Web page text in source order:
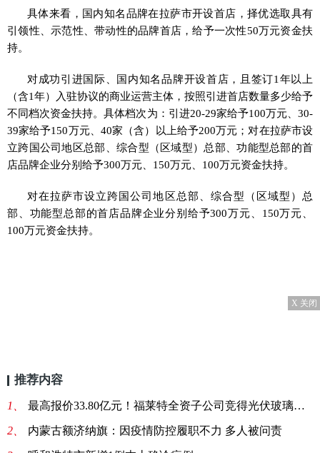
具体来看，国内知名品牌在拉萨市开设首店，择优选取具有
引领性、示范性、带动性的品牌首店，给予一次性50万元资金扶
持。
对成功引进国际、国内知名品牌开设首店，且签订1年以上
（含1年）入驻协议的商业运营主体，按照引进首店数量多少给予
不同档次资金扶持。具体档次为：引进20-29家给予100万元、30-
39家给予150万元、40家（含）以上给予200万元；对在拉萨市设
立跨国公司地区总部、综合型（区域型）总部、功能型总部的首
店品牌企业分别给予300万元、150万元、100万元资金扶持。
对在拉萨市设立跨国公司地区总部、综合型（区域型）总
部、功能型总部的首店品牌企业分别给予300万元、150万元、
100万元资金扶持。
X 关闭
推荐内容
1、 最高报价33.80亿元！福莱特全资子公司竞得光伏玻璃采矿权
2、 内蒙古额济纳旗：因疫情防控履职不力 多人被问责